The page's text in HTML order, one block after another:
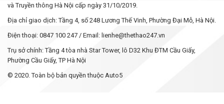
và Truyền thông Hà Nội cấp ngày 31/10/2019.
Địa chỉ giao dịch: Tầng 4, số 248 Lương Thế Vinh, Phường Đại Mỗ, Hà Nội.
Điện thoại: 0847 100 247 / Email: lienhe@thethao247.vn
Trụ sở chính: Tầng 4 tòa nhà Star Tower, lô D32 Khu ĐTM Cầu Giấy,
Phường Cầu Giấy, TP Hà Nội
© 2020. Toàn bộ bản quyền thuộc Auto5